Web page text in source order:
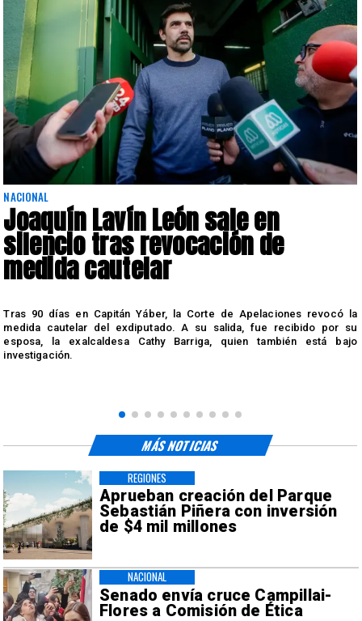
NACIONAL
Joaquín Lavín León sale en
silencio tras revocación de
medida cautelar
Tras 90 días en Capitán Yáber, la Corte de Apelaciones revocó la
medida cautelar del exdiputado. A su salida, fue recibido por su
esposa, la exalcaldesa Cathy Barriga, quien también está bajo
investigación.
Aprueban creación del Parque
Sebastián Piñera con inversión
de $4 mil millones
REGIONES
Senado envía cruce Campillai-
Flores a Comisión de Ética
NACIONAL
MÁS NOTICIAS